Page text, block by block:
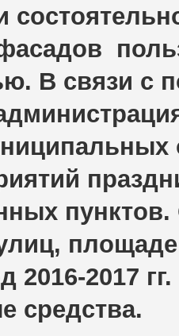
В связи с
2016-2017
средства.